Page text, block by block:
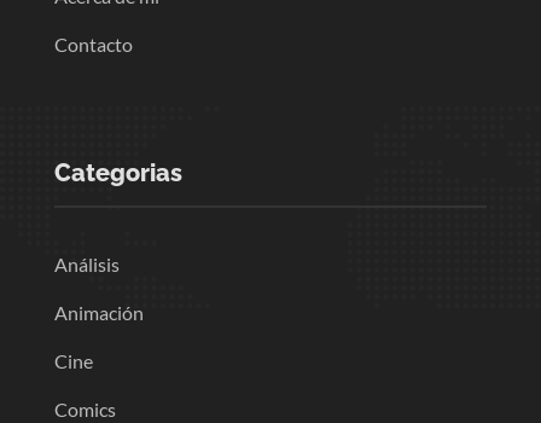
Contacto
Categorias
Análisis
Animación
Cine
Comics